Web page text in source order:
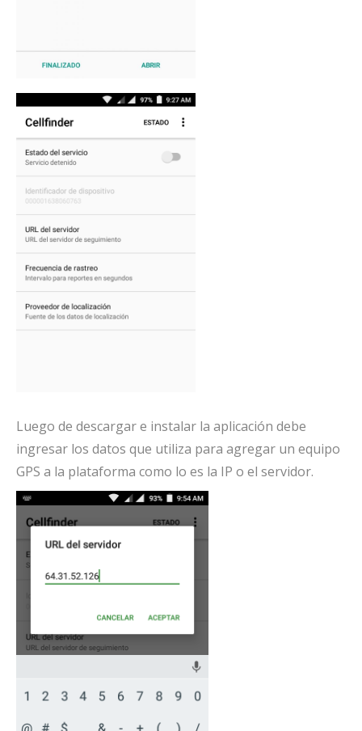
Luego de descargar e instalar la aplicación debe
ingresar los datos que utiliza para agregar un equipo
GPS a la plataforma como lo es la IP o el servidor.